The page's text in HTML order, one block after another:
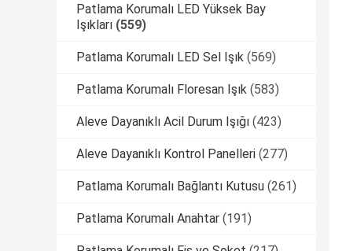
Patlama Korumalı LED Yüksek Bay
Işıkları (559)
Patlama Korumalı LED Sel Işık (569)
Patlama Korumalı Floresan Işık (583)
Aleve Dayanıklı Acil Durum Işığı (423)
Aleve Dayanıklı Kontrol Panelleri (277)
Patlama Korumalı Bağlantı Kutusu (261)
Patlama Korumalı Anahtar (191)